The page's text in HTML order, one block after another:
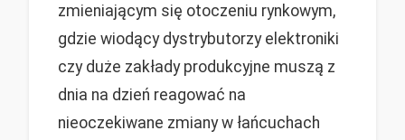
zmieniającym się otoczeniu rynkowym,
gdzie wiodący dystrybutorzy elektroniki
czy duże zakłady produkcyjne muszą z
dnia na dzień reagować na
nieoczekiwane zmiany w łańcuchach